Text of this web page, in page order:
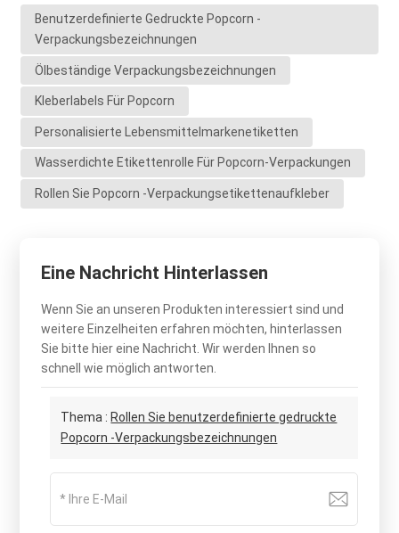
Benutzerdefinierte Gedruckte Popcorn -
Verpackungsbezeichnungen
Ölbeständige Verpackungsbezeichnungen
Kleberlabels Für Popcorn
Personalisierte Lebensmittelmarkenetiketten
Wasserdichte Etikettenrolle Für Popcorn-Verpackungen
Rollen Sie Popcorn -Verpackungsetikettenaufkleber
Eine Nachricht Hinterlassen
Wenn Sie an unseren Produkten interessiert sind und
weitere Einzelheiten erfahren möchten, hinterlassen
Sie bitte hier eine Nachricht. Wir werden Ihnen so
schnell wie möglich antworten.
Thema : Rollen Sie benutzerdefinierte gedruckte
Popcorn -Verpackungsbezeichnungen